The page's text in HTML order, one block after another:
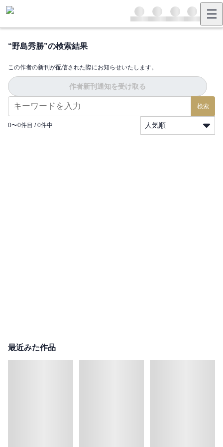
“野島秀勝”の検索結果
この作者の新刊が配信された際にお知らせいたします。
作者新刊通知を受け取る
検索
0〜0件目 / 0件中 人気順
最近みた作品